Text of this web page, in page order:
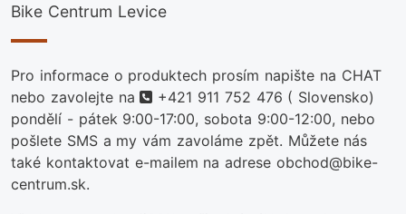
Bike Centrum Levice
Pro informace o produktech prosím napište na CHAT
nebo zavolejte na
telefon
+421 911 752 476 ( Slovensko)
pondělí - pátek 9:00-17:00, sobota 9:00-12:00, nebo
pošlete SMS a my vám zavoláme zpět. Můžete nás
také kontaktovat e-mailem na adrese obchod@bike-
centrum.sk.